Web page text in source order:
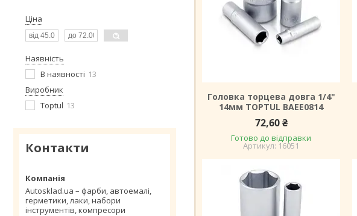
Ціна
Наявність
В наявності 13
Виробник
Toptul 13
Контакти
Autosklad.ua – фарби, автоемалі,
герметики, лаки, набори
інструментів, компресори
Головка торцева довга 1/4"
14мм TOPTUL BAEE0814
72,60 ₴
Готово до відправки
16051